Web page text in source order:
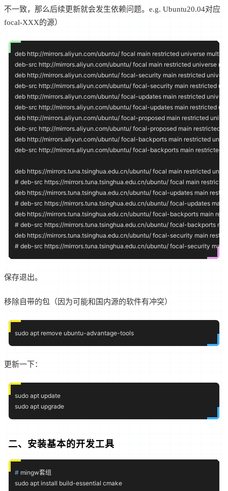
不一致，那么后续更新就会发生依赖问题。e.g. Ubuntu20.04对应
focal-XXX的源）
deb http://mirrors.aliyun.com/ubuntu/ focal main restricted universe
deb-src http://mirrors.aliyun.com/ubuntu/ focal main restricted universe
deb http://mirrors.aliyun.com/ubuntu/ focal-security main restricted
deb-src http://mirrors.aliyun.com/ubuntu/ focal-security main restricted
deb http://mirrors.aliyun.com/ubuntu/ focal-updates main restricted
deb-src http://mirrors.aliyun.com/ubuntu/ focal-updates main restricted
deb http://mirrors.aliyun.com/ubuntu/ focal-proposed main restricted
deb-src http://mirrors.aliyun.com/ubuntu/ focal-proposed main restricted
deb http://mirrors.aliyun.com/ubuntu/ focal-backports main restricted
deb-src http://mirrors.aliyun.com/ubuntu/ focal-backports main restricted
deb https://mirrors.tuna.tsinghua.edu.cn/ubuntu/ focal main restricted
# deb-src https://mirrors.tuna.tsinghua.edu.cn/ubuntu/ focal main
deb https://mirrors.tuna.tsinghua.edu.cn/ubuntu/ focal-updates main
# deb-src https://mirrors.tuna.tsinghua.edu.cn/ubuntu/ focal-updates
deb https://mirrors.tuna.tsinghua.edu.cn/ubuntu/ focal-backports main
# deb-src https://mirrors.tuna.tsinghua.edu.cn/ubuntu/ focal-backports
deb https://mirrors.tuna.tsinghua.edu.cn/ubuntu/ focal-security main
保存退出。
移除自带的包（因为可能和国内源的软件有冲突）
更新一下：
sudo apt update
二、安装基本的开发工具
# mingw套组